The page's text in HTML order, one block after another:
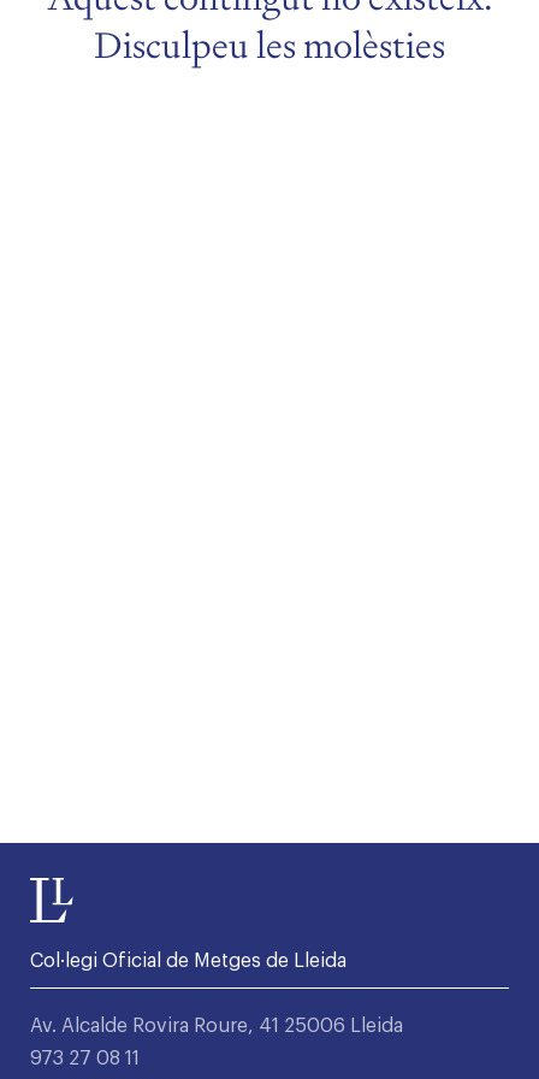
Disculpeu les molèsties
Col·legi Oficial de Metges de Lleida
Av. Alcalde Rovira Roure, 41 25006 Lleida
973 27 08 11